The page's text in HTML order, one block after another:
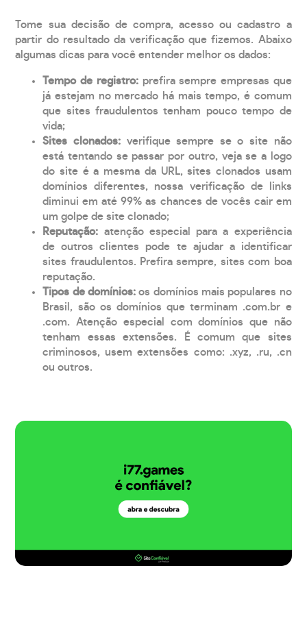
Tome sua decisão de compra, acesso ou cadastro a
partir do resultado da verificação que fizemos. Abaixo
algumas dicas para você entender melhor os dados:
Tempo de registro: prefira sempre empresas que
já estejam no mercado há mais tempo, é comum
que sites fraudulentos tenham pouco tempo de
vida;
Sites clonados: verifique sempre se o site não
está tentando se passar por outro, veja se a logo
do site é a mesma da URL, sites clonados usam
domínios diferentes, nossa verificação de links
diminui em até 99% as chances de vocês cair em
um golpe de site clonado;
Reputação: atenção especial para a experiência
de outros clientes pode te ajudar a identificar
sites fraudulentos. Prefira sempre, sites com boa
reputação.
Tipos de domínios:os domínios mais populares no
Brasil, são os domínios que terminam .com.br e
.com. Atenção especial com domínios que não
tenham essas extensões. É comum que sites
criminosos, usem extensões como: .xyz, .ru, .cn
ou outros.